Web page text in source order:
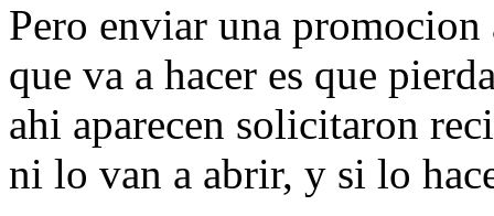
Pero enviar una
que va a hacer es que
ahi aparecen solicitaron
ni lo van a abrir, y si lo